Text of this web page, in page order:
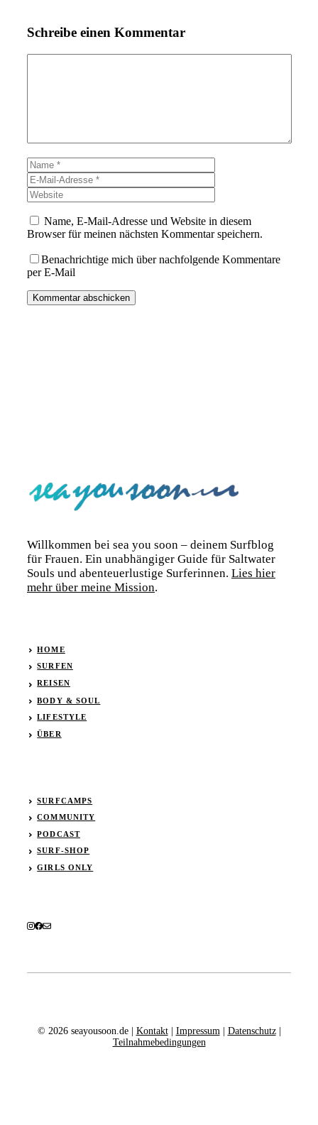
Schreibe einen Kommentar
Name
Mail-
Adresse
Name, E-Mail-Adresse und Website in diesem
Browser für meinen nächsten Kommentar speichern.
Benachrichtige mich über nachfolgende Kommentare
per E-Mail
Willkommen bei sea you soon – deinem Surfblog
für Frauen. Ein unabhängiger Guide für Saltwater
Souls und abenteuerlustige Surferinnen. Lies hier
mehr über meine Mission.
HOME
SURFEN
REISEN
BODY & SOUL
LIFESTYLE
ÜBER
SURFCAMPS
COMMUNITY
PODCAST
SURF-SHOP
GIRLS ONLY
© 2026 seayousoon.de | Kontakt| Impressum Datenschutz|
Teilnahmebedingungen